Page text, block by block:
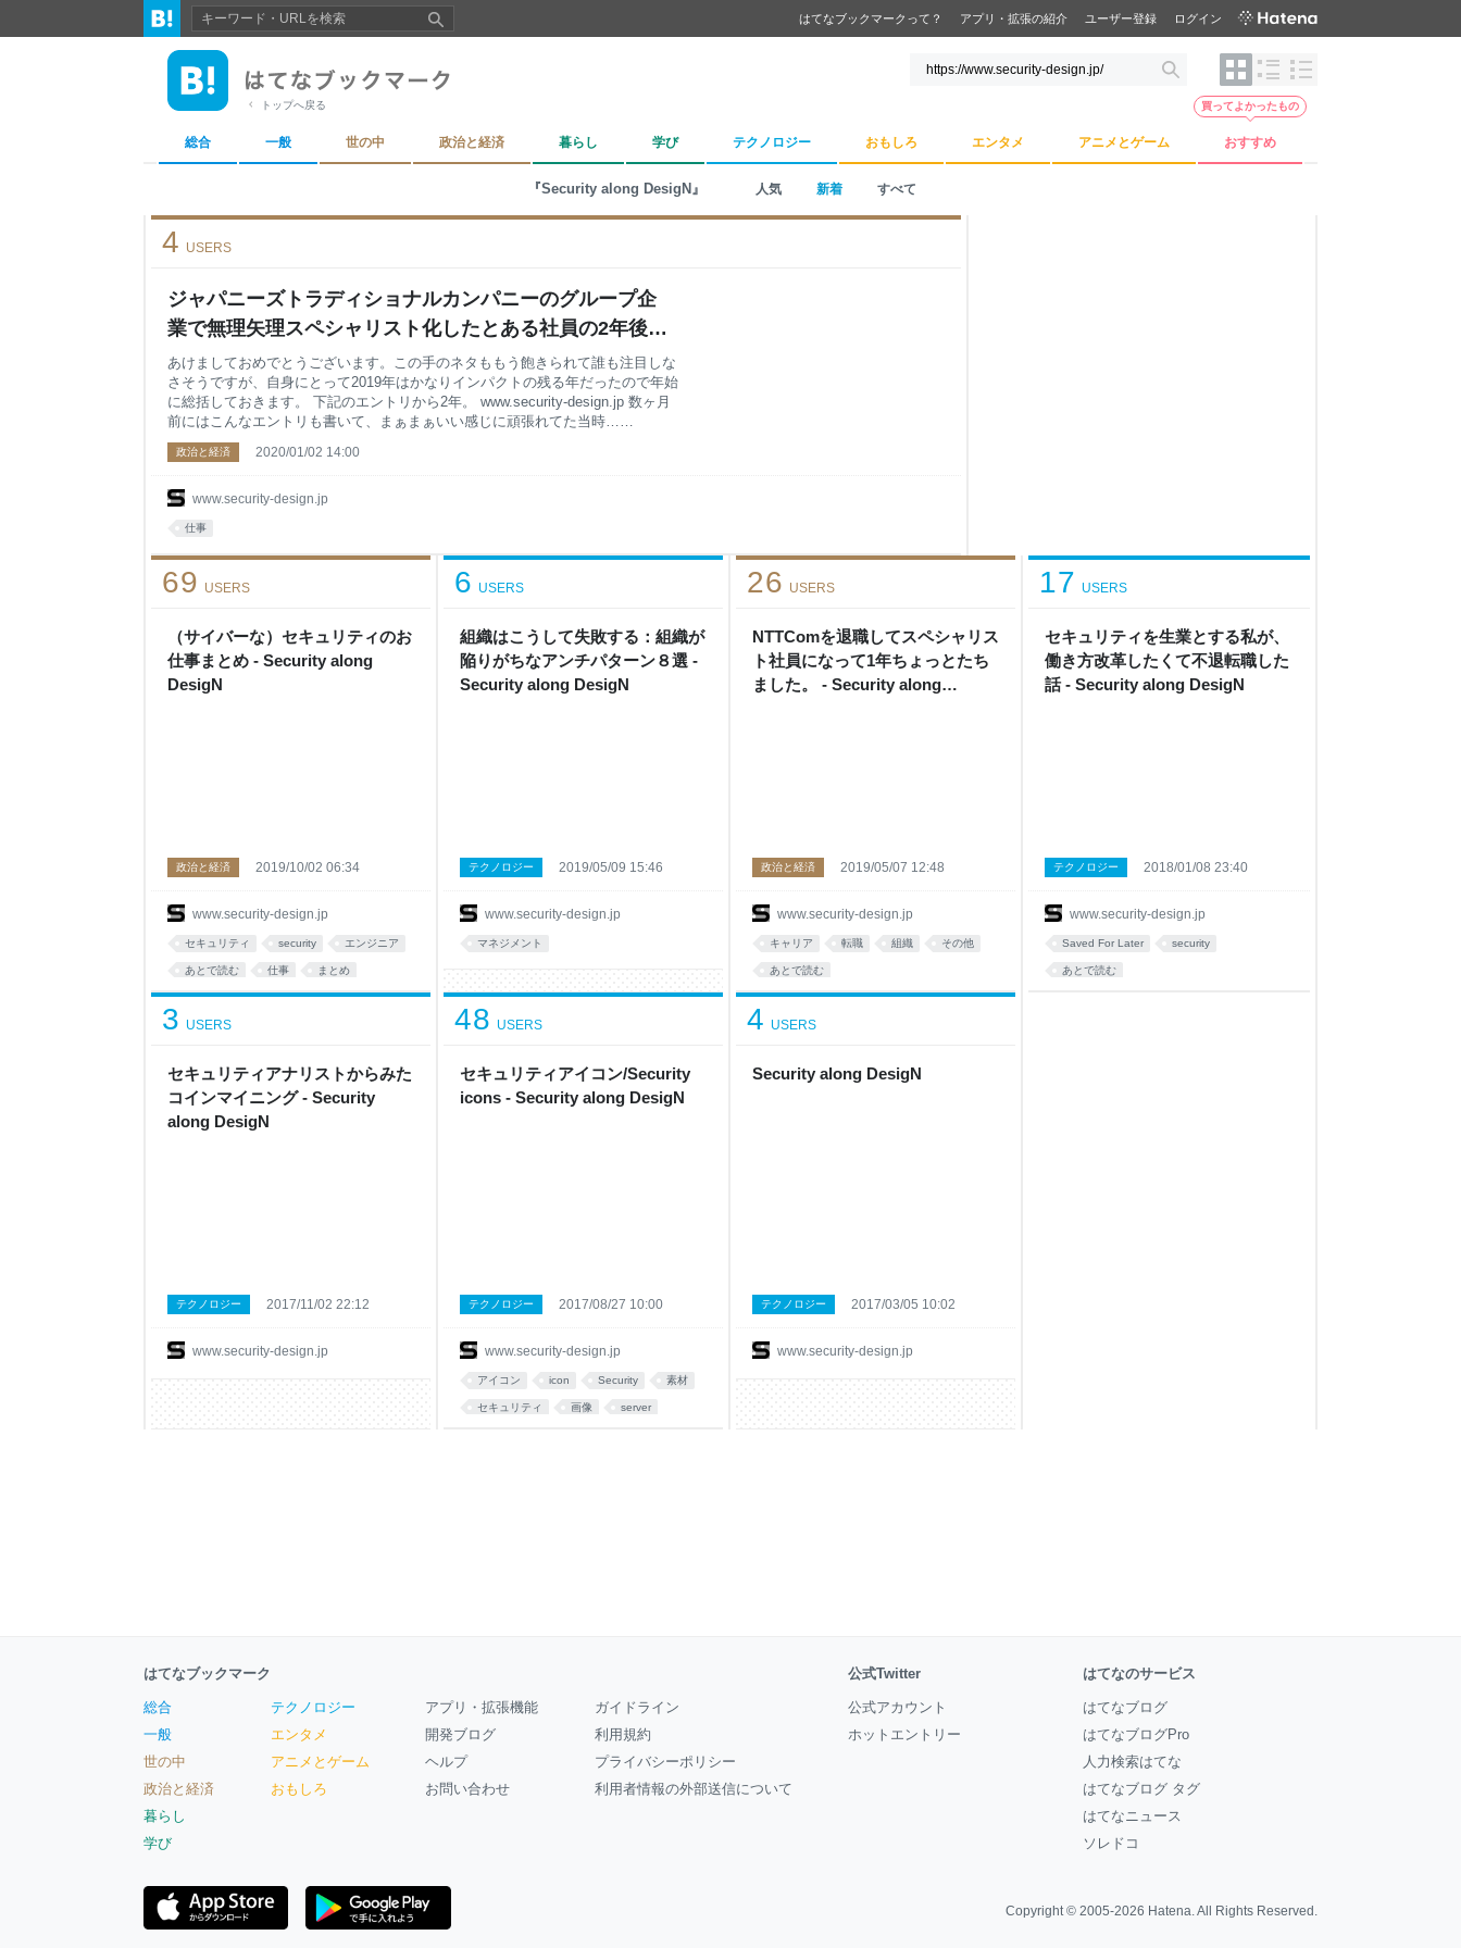
はてなブックマークって？ アプリ・拡張の紹介 ユーザー登録 ログイン
トップへ戻る
総合 一般 世の中 政治と経済 暮らし 学び テクノロジー おもしろ エンタメ アニメとゲーム おすすめ
買ってよかったもの
『Security along DesigN』 人気 新着 すべて
ジャパニーズトラディショナルカンパニーのグループ企
業で無理矢理スペシャリスト化したとある社員の2年後の
リアル - Security along DesigN
4 USERS
www.security-design.jp
あけましておめでとうございます。この手のネタももう飽きられて誰も注目しな
さそうですが、自身にとって2019年はかなりインパクトの残る年だったので年始
に総括しておきます。 下記のエントリから2年。 www.security-design.jp 数ヶ月
前にはこんなエントリも書いて、まぁまぁいい感じに頑張れてた当時…
www.security-design.jp この流れで、Fukabori.fmにも出演させていただきまし
た。 fukabori.fm 思えば2015年に新しいセキュリティサービスとチームを立ち上
く、自分でもいくつかのシステムを開発しながらgitをチーム標準にしたり、どう
せならということでdockerによるコンテナを前提にセキュリティアナリスト業務
環境を構築したり、技術的基礎もしっかり組織に根づけながらここまで
政治と経済 2020/01/02 14:00
仕事
（サイバーな）セキュリティのお
仕事まとめ - Security along
DesigN
69 USERS
www.security-design.jp
政治と経済 2019/10/02 06:34
セキュリティ security エンジニア
あとで読む 仕事 まとめ
組織はこうして失敗する：組織が
陥りがちなアンチパターン８選 -
Security along DesigN
6 USERS
www.security-design.jp
テクノロジー 2019/05/09 15:46
マネジメント
NTTComを退職してスペシャリス
ト社員になって1年ちょっとたち
ました。 - Security along
26 USERS
www.security-design.jp
政治と経済 2019/05/07 12:48
キャリア 転職 組織 その他
あとで読む
セキュリティを生業とする私が、
働き方改革したくて不退転職した
話 - Security along DesigN
17 USERS
www.security-design.jp
テクノロジー 2018/01/08 23:40
Saved For Later security
あとで読む
セキュリティアナリストからみた
コインマイニング - Security
along DesigN
3 USERS
www.security-design.jp
テクノロジー 2017/11/02 22:12
セキュリティアイコン/Security
icons - Security along DesigN
48 USERS
www.security-design.jp
テクノロジー 2017/08/27 10:00
アイコン icon Security 素材
セキュリティ 画像 server
Security along DesigN
4 USERS
www.security-design.jp
テクノロジー 2017/03/05 10:02
はてなブックマーク
総合
一般
世の中
政治と経済
暮らし
学び
テクノロジー
エンタメ
アニメとゲーム
おもしろ
アプリ・拡張機能
開発ブログ
ヘルプ
お問い合わせ
ガイドライン
利用規約
プライバシーポリシー
利用者情報の外部送信について
公式Twitter
公式アカウント
ホットエントリー
はてなのサービス
はてなブログ
はてなブログPro
人力検索はてな
はてなブログ タグ
はてなニュース
ソレドコ
Copyright © 2005-2026 Hatena. All Rights Reserved.